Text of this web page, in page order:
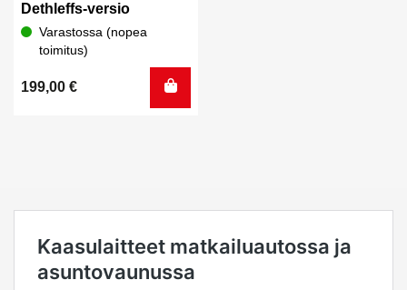
Dethleffs-versio
Varastossa (nopea
toimitus)
199,00 €